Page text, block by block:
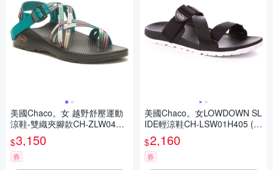
美國Chaco。女 越野舒壓運動
涼鞋-雙織夾腳款CH-ZLW04HJ
06 (青綠線條)
$3,150
券
美國Chaco。女LOWDOWN SL
IDE輕涼鞋CH-LSW01H405 (經
典黑)
$2,160
券